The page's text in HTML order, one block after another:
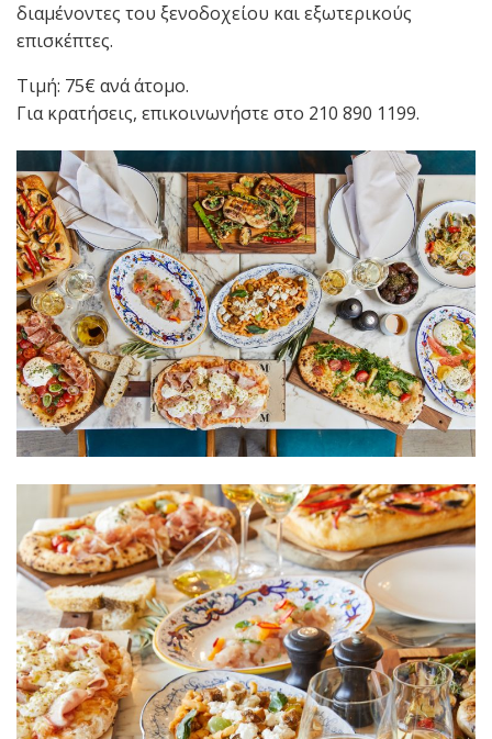
διαμένοντες του ξενοδοχείου και εξωτερικούς
επισκέπτες.
Τιμή: 75€ ανά άτομο.
Για κρατήσεις, επικοινωνήστε στο 210 890 1199.